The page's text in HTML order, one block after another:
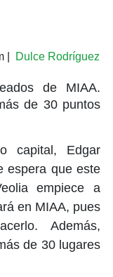
Dulce Rodríguez
de MIAA.
de 30 puntos
capital, Edgar
espera que este
empiece a
en MIAA, pues
Además,
de 30 lugares